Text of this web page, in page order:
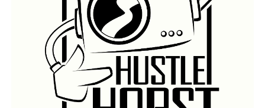
TRAINS
LEGAL WALLS
GÜTER
ATHENS GRAFFITI Menü
öffnen
ATHENS TRAINS